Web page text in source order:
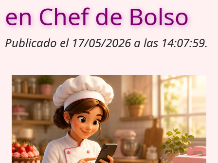
en Chef de Bolso
Publicado el 17/05/2026 a las 14:07:59.